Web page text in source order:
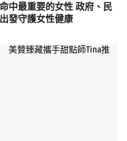
中最重要的女性 政府、民
發守護女性健康